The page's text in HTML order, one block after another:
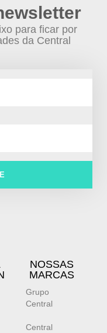
para ficar por
da Central
NOSSAS
MARCAS
Grupo
Central
Central